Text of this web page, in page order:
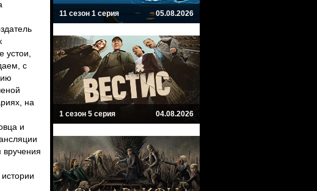
устои,
с
на
и
вручения
11 сезон 1 серия 05.08.2026
1 сезон 5 серия 04.08.2026